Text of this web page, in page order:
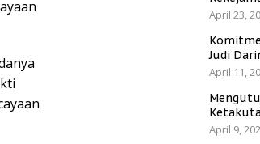
April 23,
Judi
April 11,
April 9,